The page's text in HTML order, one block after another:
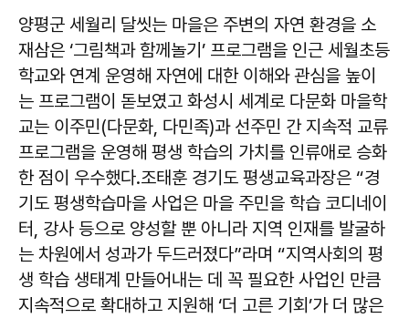
양평군 세월리 달씻는 마을은 주변의 자연 환경을 소
재삼은 ‘그림책과 함께놀기’ 프로그램을 인근 세월초등
학교와 연계 운영해 자연에 대한 이해와 관심을 높이
는 프로그램이 돋보였고 화성시 세계로 다문화 마을학
교는 이주민(다문화, 다민족)과 선주민 간 지속적 교류
프로그램을 운영해 평생 학습의 가치를 인류애로 승화
한 점이 우수했다.조태훈 경기도 평생교육과장은 “경
기도 평생학습마을 사업은 마을 주민을 학습 코디네이
터, 강사 등으로 양성할 뿐 아니라 지역 인재를 발굴하
는 차원에서 성과가 두드러졌다”라며 “지역사회의 평
생 학습 생태계 만들어내는 데 꼭 필요한 사업인 만큼
지속적으로 확대하고 지원해 ‘더 고른 기회’가 더 많은